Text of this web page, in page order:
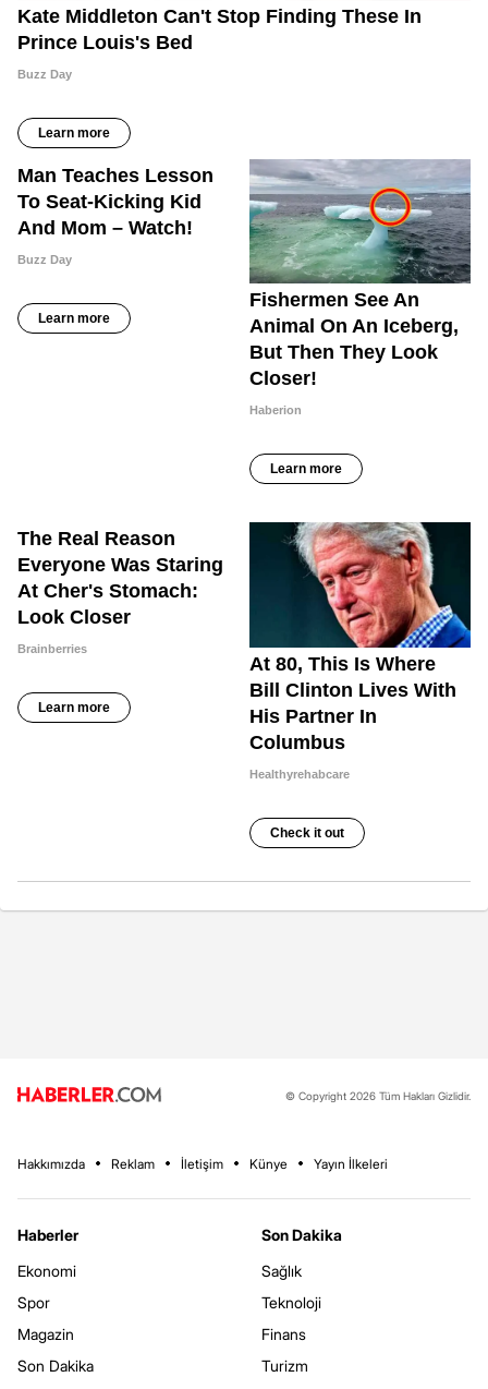
© Copyright 2026 Tüm Hakları Gizlidir.
Hakkımızda Reklam İletişim Künye Yayın İlkeleri
Haberler
Ekonomi
Spor
Magazin
Son Dakika
Son Dakika
Sağlık
Teknoloji
Finans
Turizm